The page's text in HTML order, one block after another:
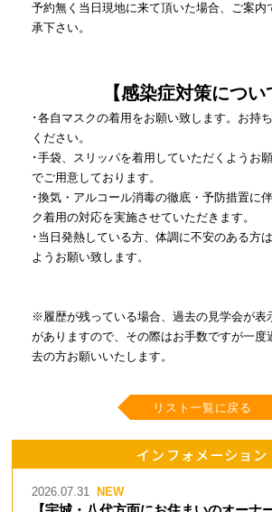
予約無く当日現地に来て頂いた場合、ご案内
承下さい。
【感染症対策につい
･各自マスクの着用をお願い致します。お持
ください。
･手袋、スリッパを着用していただくようお
でご用意しております。
･換気・アルコール消毒の徹底・予防措置に
ク着用の対応を実施させていただきます。
･当日発熱している方、体調に不安のある方
ようお願い致します。
※履歴が残っている場合、過去の見学会が表
がありますので、その際はお手数ですが一度
去の方お願いいたします。
リスト一覧に戻る
インフォメーション
2026.07.31